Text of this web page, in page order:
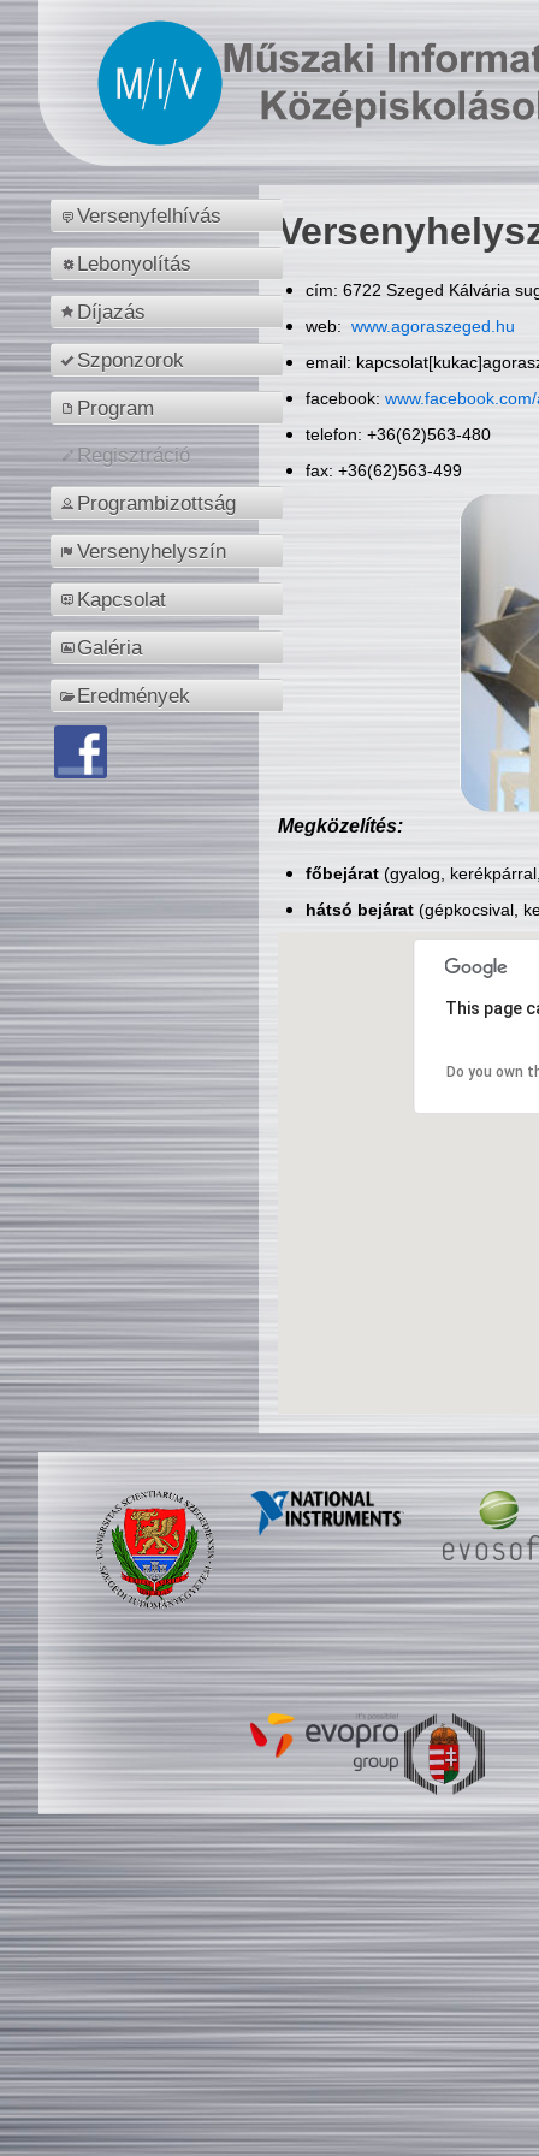
Versenyfelhívás
Lebonyolítás
Díjazás
Szponzorok
Program
Regisztráció
Programbizottság
Versenyhelyszín
Kapcsolat
Galéria
Eredmények
cím: 6722 Szeged Kálvária
web: www.agoraszeged.hu
email:
facebook:
telefon: +36(62)563-480
fax: +36(62)563-499
Megközelítés:
főbejárat(gyalog,
hátsó bejárat(gépkocsival,
This page
Do you own